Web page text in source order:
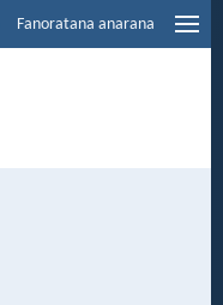
Fanoratana anarana